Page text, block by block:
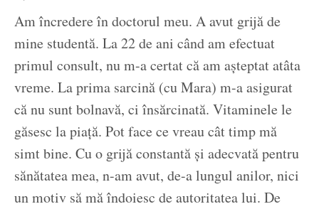
Am încredere în doctorul meu. A avut grijă de
mine studentă. La 22 de ani când am efectuat
primul consult, nu m-a certat că am așteptat atâta
vreme. La prima sarcină (cu Mara) m-a asigurat
că nu sunt bolnavă, ci însărcinată. Vitaminele le
găsesc la piață. Pot face ce vreau cât timp mă
simt bine. Cu o grijă constantă și adecvată pentru
sănătatea mea, n-am avut, de-a lungul anilor, nici
un motiv să mă îndoiesc de autoritatea lui. De